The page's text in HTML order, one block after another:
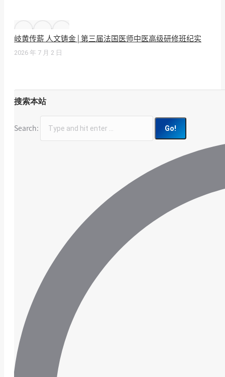
岐黄传薪 人文铸金 | 第三届法国医师中医高级研修班纪实
2026 年 7 月 2 日
搜索本站
Search: